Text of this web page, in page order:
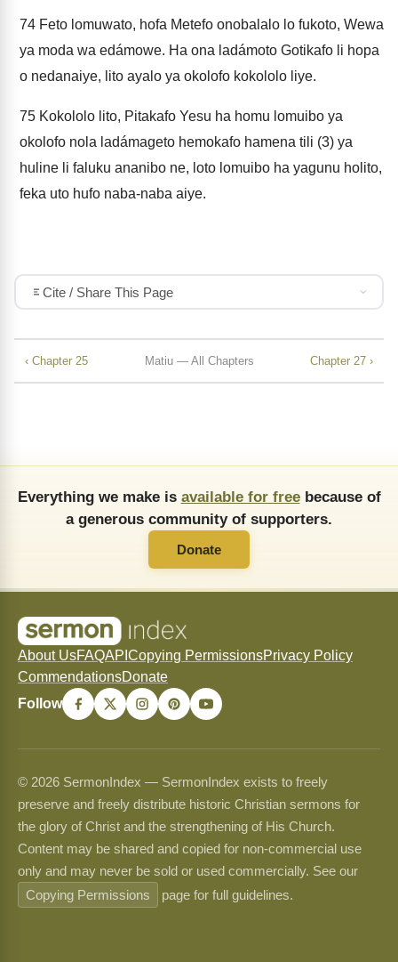
74 Feto lomuwato, hofa Metefo onobalalo lo fukoto, Wewa
ya moda wa edámowe. Ha ona ladámoto Gotikafo li hopa
o nedanaiye, lito ayalo ya okolofo kokololo liye.
75 Kokololo lito, Pitakafo Yesu ha homu lomuibo ya
okolofo nola ladámageto hemokafo hamena tili (3) ya
huline li faluku ananibo ne, loto lomuibo ha yagunu holito,
feka uto hufo naba-naba aiye.
Cite / Share This Page
‹ Chapter 25 Matiu — All Chapters Chapter 27 ›
Everything we make is available for freebecause of
a generous community of supporters.
Donate
About UsFAQAPI Copying PermissionsPrivacy Policy
CommendationsDonate
Follow
© 2026 SermonIndex — SermonIndex exists to freely
preserve and freely distribute historic Christian sermons for
the glory of Christ and the strengthening of His Church.
Content may be shared and copied for non-commercial use
only and may never be sold or used commercially. See our
Copying Permissions
page for full guidelines.